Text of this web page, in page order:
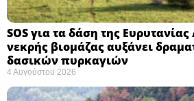
SOS για τα δάση της
νεκρής βιομάζας αυξάνει
δασικών πυρκαγιών
4 Αυγούστου 2026